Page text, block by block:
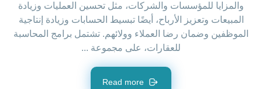
والمزايا للمؤسسات والشركات، مثل تحسين العمليات وزيادة
المبيعات وتعزيز الأرباح، أيضًا تبسيط الحسابات وزيادة إنتاجية
الموظفين وضمان رضا العملاء وولائهم. تشتمل برامج المحاسبة
للعقارات، على مجموعة ...
Read more